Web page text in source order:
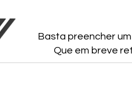
Basta preencher
Que em breve